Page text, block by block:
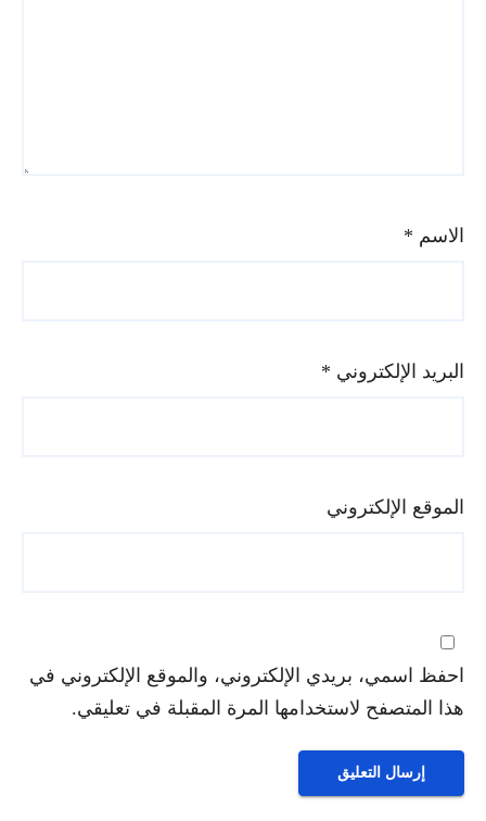
الاسم*
البريد الإلكتروني*
الموقع الإلكتروني
احفظ اسمي، بريدي الإلكتروني، والموقع الإلكتروني في
هذا المتصفح لاستخدامها المرة المقبلة في تعليقي.